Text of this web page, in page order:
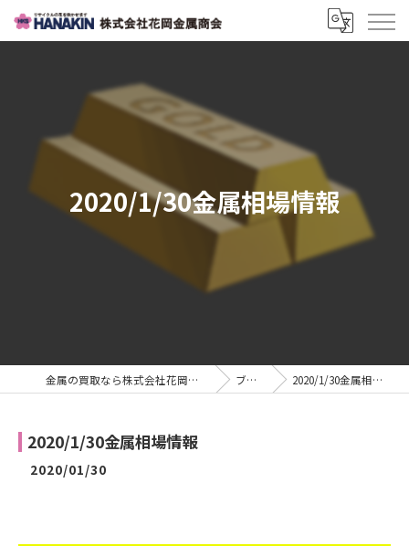
2020/1/30金属相場情報
金属の買取なら株式会社花岡金属商会 ブログ 2020/1/30金属相場情報
2020/1/30金属相場情報
2020/01/30